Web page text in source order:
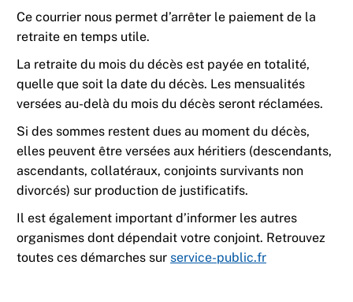
Ce courrier nous permet d’arrêter le paiement de la
retraite en temps utile.
La retraite du mois du décès est payée en totalité,
quelle que soit la date du décès. Les mensualités
versées au-delà du mois du décès seront réclamées.
Si des sommes restent dues au moment du décès,
elles peuvent être versées aux héritiers (descendants,
ascendants, collatéraux, conjoints survivants non
divorcés) sur production de justificatifs.
Il est également important d’informer les autres
organismes dont dépendait votre conjoint. Retrouvez
toutes ces démarches sur service-public.fr